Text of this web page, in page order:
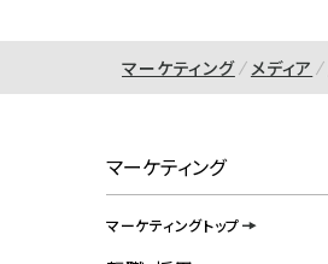
マーケティング メディア
マーケティング
マーケティングトップ